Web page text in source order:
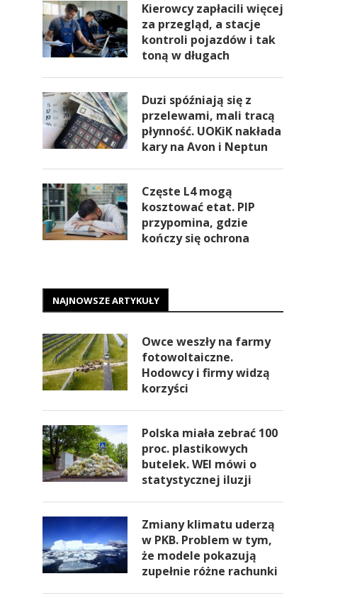
Kierowcy zapłacili więcej
za przegląd, a stacje
kontroli pojazdów i tak
toną w długach
Duzi spóźniają się z
przelewami, mali tracą
płynność. UOKiK nakłada
kary na Avon i Neptun
Częste L4 mogą
kosztować etat. PIP
przypomina, gdzie
kończy się ochrona
NAJNOWSZE ARTYKUŁY
Owce weszły na farmy
fotowoltaiczne.
Hodowcy i firmy widzą
korzyści
Polska miała zebrać 100
proc. plastikowych
butelek. WEI mówi o
statystycznej iluzji
Zmiany klimatu uderzą
w PKB. Problem w tym,
że modele pokazują
zupełnie różne rachunki